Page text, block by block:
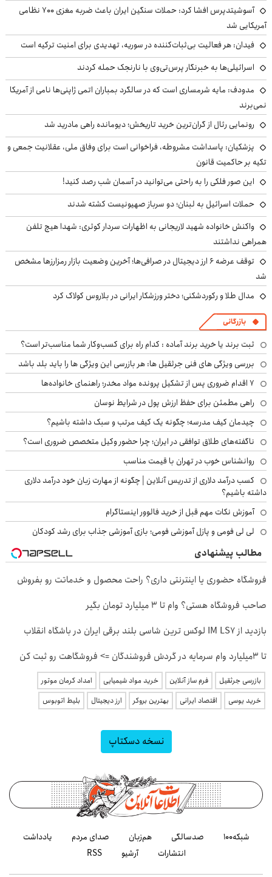
آسوشیتدپرس افشا کرد: حملات سنگین ایران باعث ضربه مغزی ۷۰۰ نظامی
آمریکایی شد
فیدان: هر فعالیت بی‌ثبات‌کننده در سوریه، تهدیدی برای امنیت ترکیه است
اسرائیلی‌ها به خبرنگار پرس‌تی‌وی با نارنجک حمله کردند
مدودف: مایه شرمساری است که در سالگرد بمباران اتمی ژاپنی‌ها نامی از آمریکا
نمی‌برند
رونمایی رئال از گران‌ترین خرید تاریخش؛ دیومانده راهی مادرید شد
پزشکیان: پاسداشت مشروطه، فراخوانی است برای وفاق ملی، عقلانیت جمعی و
تکیه بر حاکمیت قانون
این صور فلکی را به راحتی می‌توانید در آسمان شب رصد کنید!
حملات اسرائیل به لبنان؛ دو سرباز صهیونیست کشته شدند
واکنش خانواده شهید لاریجانی به اظهارات سردار کوثری: شهدا هیچ تلفن
همراهی نداشتند
توقف عرضه ۶ ارز دیجیتال در صرافی‌ها؛ آخرین وضعیت بازار رمزارزها مشخص
شد
مدال طلا و رکوردشکنی؛ دختر ورزشکار ایرانی در بلاروس کولاک کرد
بازرگانی
ثبت برند یا خرید برند آماده : کدام راه برای کسب‌وکار شما مناسب‌تر است؟
بررسی ویژگی های فنی جرثقیل ها: هر بازرسی این ویژگی ها را باید بلد باشد
۷ اقدام ضروری پس از تشکیل پرونده مواد مخدر؛ راهنمای خانواده‌ها
راهی مطمئن برای حفظ ارزش پول در شرایط نوسان
چیدمان کیف مدرسه؛ چگونه یک کیف مرتب و سبک داشته باشیم؟
ناگفته‌های طلاق توافقی در ایران؛ چرا حضور وکیل متخصص ضروری است؟
روانشناس خوب در تهران با قیمت مناسب
کسب درآمد دلاری از تدریس آنلاین | چگونه از مهارت زبان خود درآمد دلاری
داشته باشیم؟
آموزش نکات مهم قبل از خرید فالوور اینستاگرام
لی لی فومی و پازل آموزشی فومی؛ بازی آموزشی جذاب برای رشد کودکان
مطالب پیشنهادی
فروشگاه حضوری یا اینترنتی داری؟ راحت محصول و خدماتت رو بفروش
صاحب فروشگاه هستی؟ وام تا ۳ میلیارد تومان بگیر
بازدید از IM LS7 لوکس ترین شاسی بلند برقی ایران در باشگاه انقلاب
تا 3میلیارد وام سرمایه در گردش فروشندگان => فروشگاهت رو ثبت کن
بازرسی جرثقیل فرم ساز آنلاین خرید مواد شیمیایی
امداد کرمان موتور
خرید یوسی
اقتصاد ایرانی بهترین بروکر ارز دیجیتال بلیط اتوبوس
نسخه دسکتاپ
شبکه۱۰۰ صدسالگی هم‌زبان صدای مردم
یادداشت
انتشارات
آرشیو RSS